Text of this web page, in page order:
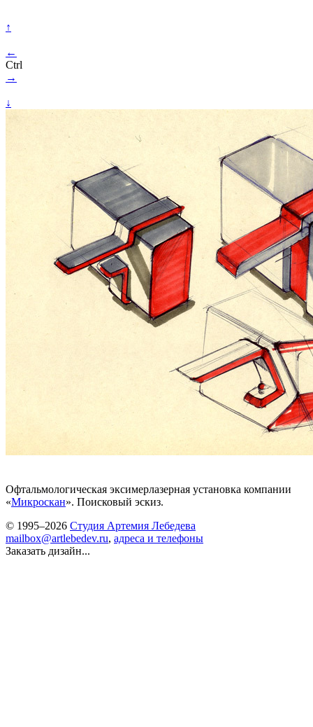
↑
←
Ctrl
→
↓
Офтальмологическая эксимерлазерная установка компании
«Микроскан». Поисковый эскиз.
© 1995–2026 Студия Артемия Лебедева
mailbox@artlebedev.ru, адреса и телефоны
Заказать дизайн...